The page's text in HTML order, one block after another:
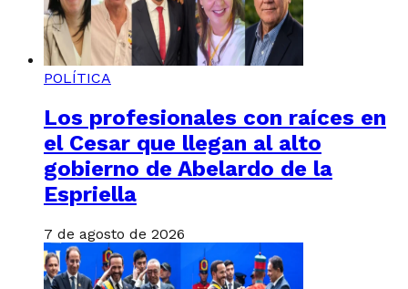
POLÍTICA
Los profesionales con raíces en
el Cesar que llegan al alto
gobierno de Abelardo de la
Espriella
7 de agosto de 2026